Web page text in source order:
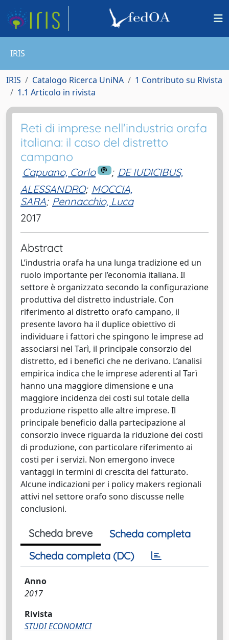
IRIS
IRIS Catalogo Ricerca UniNA
1 Contributo su Rivista
1.1 Articolo in rivista
Reti di imprese nell'industria orafa
italiana: il caso del distretto
campano
Capuano, Carlo ; DE IUDICIBUS,
ALESSANDRO; MOCCIA,
SARA; Pennacchio, Luca
2017
Abstract
L’industria orafa ha una lunga tradizione ed un
ruolo importante per l’economia italiana. Il
settore è organizzato secondo la configurazione
produttiva del distretto industriale. Con
riferimento al distretto orafo campano, il
presente lavoro ha il duplice obiettivo di
individuare i fattori che spingono le imprese ad
associarsi nel Tarì, il principale consorzio del
distretto, ed i benefici che ne derivano. L’analisi
empirica indica che le imprese aderenti al Tarì
hanno una maggiore dimensione e una
maggiore incidenza dei costi sul totale della
produzione rispetto alle altre imprese. Il
principale beneficio dalla partecipazione al
consorzio invece riguarda la riduzione dei costi
di produzione, con particolare riferimento ai
costi per i servizi. Non emergono invece
vantaggi in termini di crescita del fatturato.
Alcune indicazioni per i policy makers regionali
attivi nel settore orafo sono discusse nelle
conclusioni.
Scheda breve
Scheda completa
Scheda completa (DC)
Anno
2017
Rivista
STUDI ECONOMICI